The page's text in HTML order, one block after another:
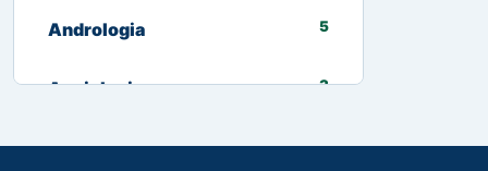
Andrologia 5
Angiologia 3
Biologo nutrizionista 13